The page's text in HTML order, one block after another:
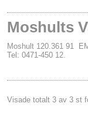
Moshults
Moshult 120.361 91
Tel: 0471-450 12.
Visade totalt 3 av 3 st